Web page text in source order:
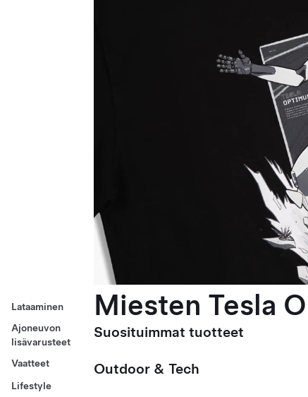
Lataaminen
Ajoneuvon
lisävarusteet
Vaatteet
Lifestyle
Miesten Tesla
Suosituimmat tuotteet
Outdoor & Tech